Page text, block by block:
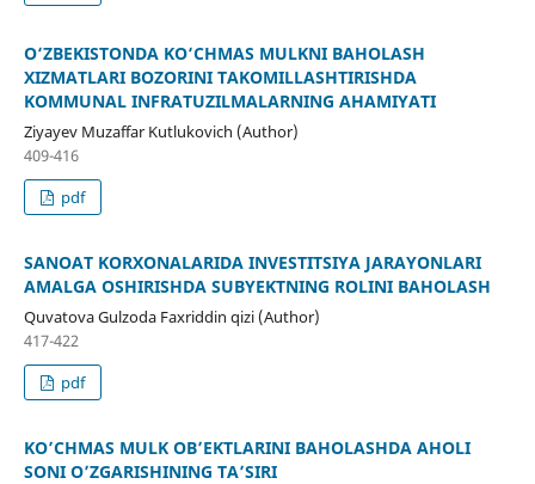
O‘ZBEKISTONDA KO‘CHMAS MULKNI BAHOLASH
XIZMATLARI BOZORINI TAKOMILLASHTIRISHDA
KOMMUNAL INFRATUZILMALARNING AHAMIYATI
Ziyayev Muzaffar Kutlukovich (Author)
409-416
pdf
SANOAT KORXONALARIDA INVESTITSIYA JARAYONLARI
AMALGA OSHIRISHDA SUBYEKTNING ROLINI BAHOLASH
Quvatova Gulzoda Faxriddin qizi (Author)
417-422
pdf
KO’CHMAS MULK OB’EKTLARINI BAHOLASHDA AHOLI
SONI O’ZGARISHINING TA’SIRI